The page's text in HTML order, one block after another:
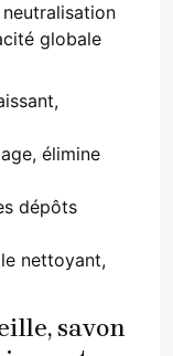
globale
élimine
dépôts
nettoyant,
savon